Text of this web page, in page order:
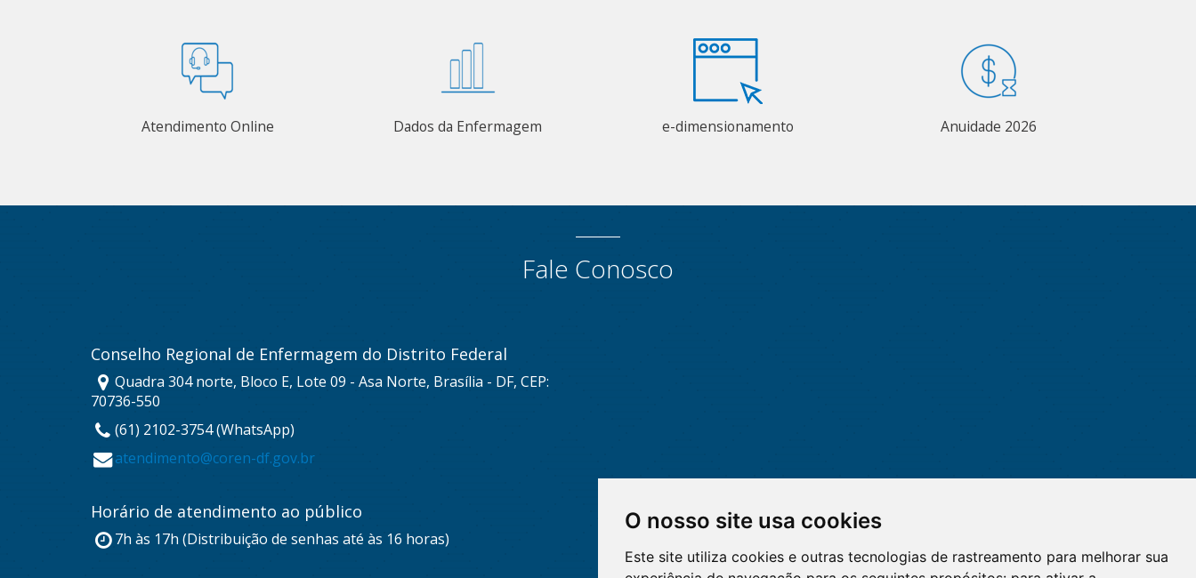
O nosso site usa cookies
Este site utiliza cookies e outras tecnologias de rastreamento para melhorar sua
Atendimento Online Dados da Enfermagem e-dimensionamento Anuidade 2026
Fale Conosco
Conselho Regional de Enfermagem do Distrito Federal
Quadra 304 norte, Bloco E, Lote 09 - Asa Norte, Brasília - DF, CEP:
70736-550
(61) 2102-3754 (WhatsApp)
atendimento@coren-df.gov.br
Horário de atendimento ao público
7h às 17h (Distribuição de senhas até às 16 horas)